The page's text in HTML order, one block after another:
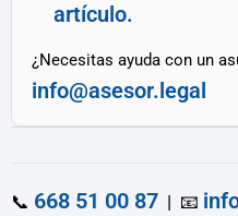
artículo.
¿Necesitas ayuda con un
info@asesor.legal
📞 668 51 00 87 | 📧